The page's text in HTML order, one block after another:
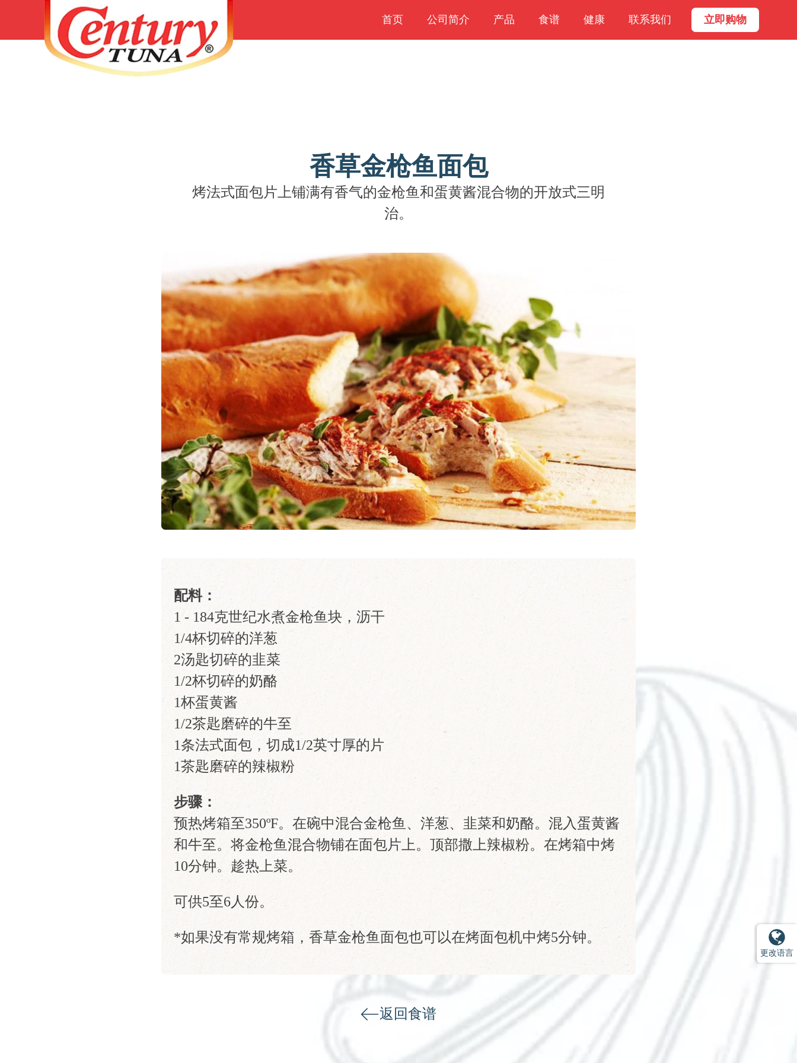
首页 公司简介 产品 食谱 健康 联系我们 立即购物
香草金枪鱼面包
烤法式面包片上铺满有香气的金枪鱼和蛋黄酱混合物的开放式三明
治。
配料：
1 - 184克世纪水煮金枪鱼块，沥干
1/4杯切碎的洋葱
2汤匙切碎的韭菜
1/2杯切碎的奶酪
1杯蛋黄酱
1/2茶匙磨碎的牛至
1条法式面包，切成1/2英寸厚的片
1茶匙磨碎的辣椒粉
步骤：
预热烤箱至350ºF。在碗中混合金枪鱼、洋葱、韭菜和奶酪。混入蛋黄酱
和牛至。将金枪鱼混合物铺在面包片上。顶部撒上辣椒粉。在烤箱中烤
10分钟。趁热上菜。
可供5至6人份。
*如果没有常规烤箱，香草金枪鱼面包也可以在烤面包机中烤5分钟。
返回食谱
更改语言